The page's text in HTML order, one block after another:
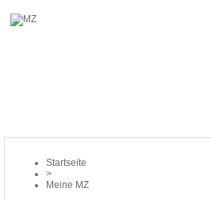
Startseite
>
Meine MZ